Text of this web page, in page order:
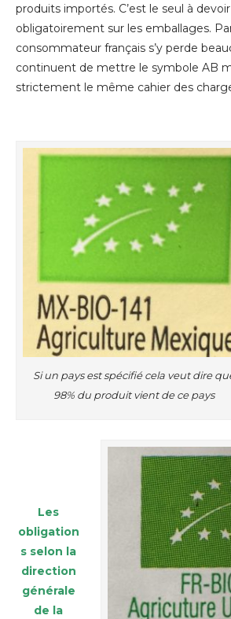
produits importés. C’est le seul à
obligatoirement sur les emballages.
consommateur français s’y perde
continuent de mettre le symbole AB
strictement le même cahier des
Si un pays est spécifié cela veut dire
98% du produit vient de ce pays
Les
obligation
s selon la
direction
générale
de la